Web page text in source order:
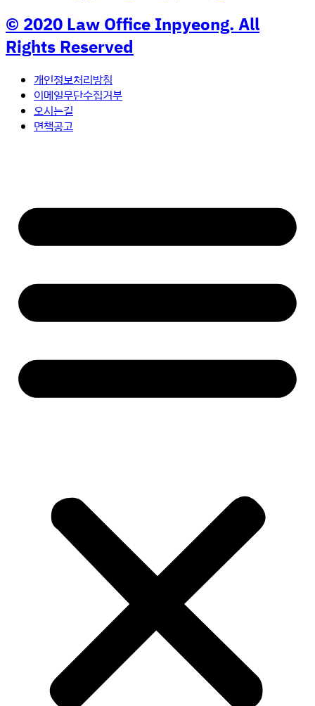
© 2020 Law Office Inpyeong. All
Rights Reserved
개인정보처리방침
이메일무단수집거부
오시는길
면책공고